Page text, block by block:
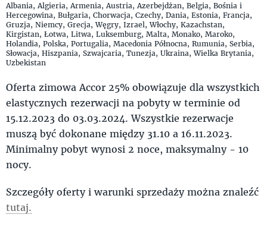
Albania, Algieria, Armenia, Austria, Azerbejdżan, Belgia, Bośnia i
Hercegowina, Bułgaria, Chorwacja, Czechy, Dania, Estonia, Francja,
Gruzja, Niemcy, Grecja, Węgry, Izrael, Włochy, Kazachstan,
Kirgistan, Łotwa, Litwa, Luksemburg, Malta, Monako, Maroko,
Holandia, Polska, Portugalia, Macedonia Północna, Rumunia, Serbia,
Słowacja, Hiszpania, Szwajcaria, Tunezja, Ukraina, Wielka Brytania,
Uzbekistan
Oferta zimowa Accor 25% obowiązuje dla wszystkich
elastycznych rezerwacji na pobyty w terminie od
15.12.2023 do 03.03.2024. Wszystkie rezerwacje
muszą być dokonane między 31.10 a 16.11.2023.
Minimalny pobyt wynosi 2 noce, maksymalny - 10
nocy.
Szczegóły oferty i warunki sprzedaży można znaleźć
tutaj.